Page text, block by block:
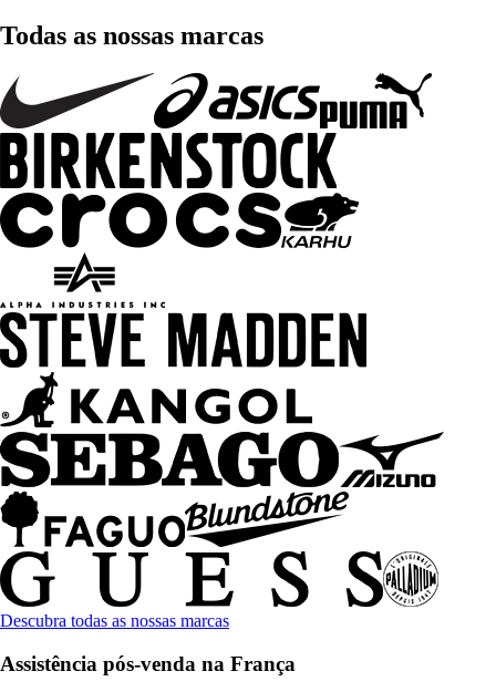
Todas as nossas marcas
Descubra todas as nossas marcas
Assistência pós-venda na França